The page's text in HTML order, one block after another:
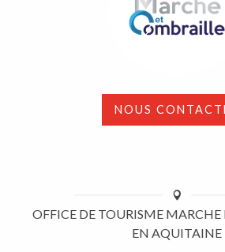
NOUS
OFFICE DE TOURISME
EN AQUITAINE